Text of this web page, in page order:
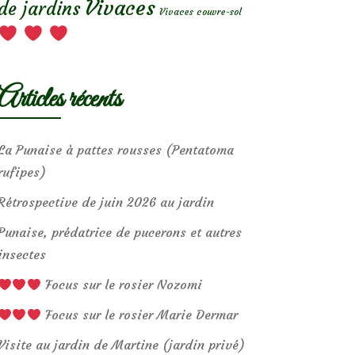
jardins Vivaces Vivaces couvre-sol
récents
Punaise à pattes rousses (Pentatoma
de juin 2026 au jardin
prédatrice de pucerons et autres
Focus sur le rosier Nozomi
Focus sur le rosier Marie Dermar
au jardin de Martine (jardin privé)